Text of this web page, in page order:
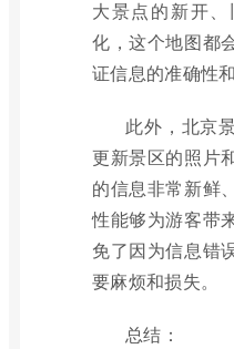
大景点的新开
化，这个地图都
证信息的准确性和
此外，北京
更新景区的照片
的信息非常新鲜
性能够为游客带
免了因为信息错
要麻烦和损失。
总结：